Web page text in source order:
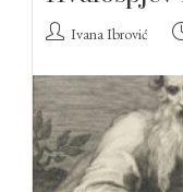
Ivana Ibrović